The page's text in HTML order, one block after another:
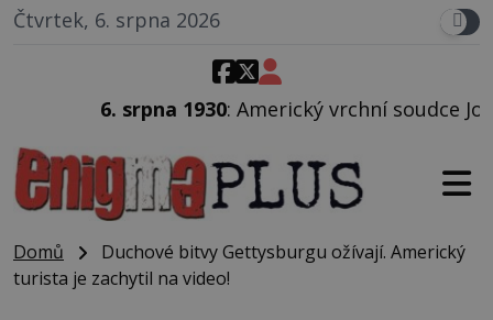
Čtvrtek, 6. srpna 2026
: Americký vrchní soudce Joseph F. Crater se 6.
Domů
Duchové bitvy Gettysburgu ožívají. Americký
turista je zachytil na video!